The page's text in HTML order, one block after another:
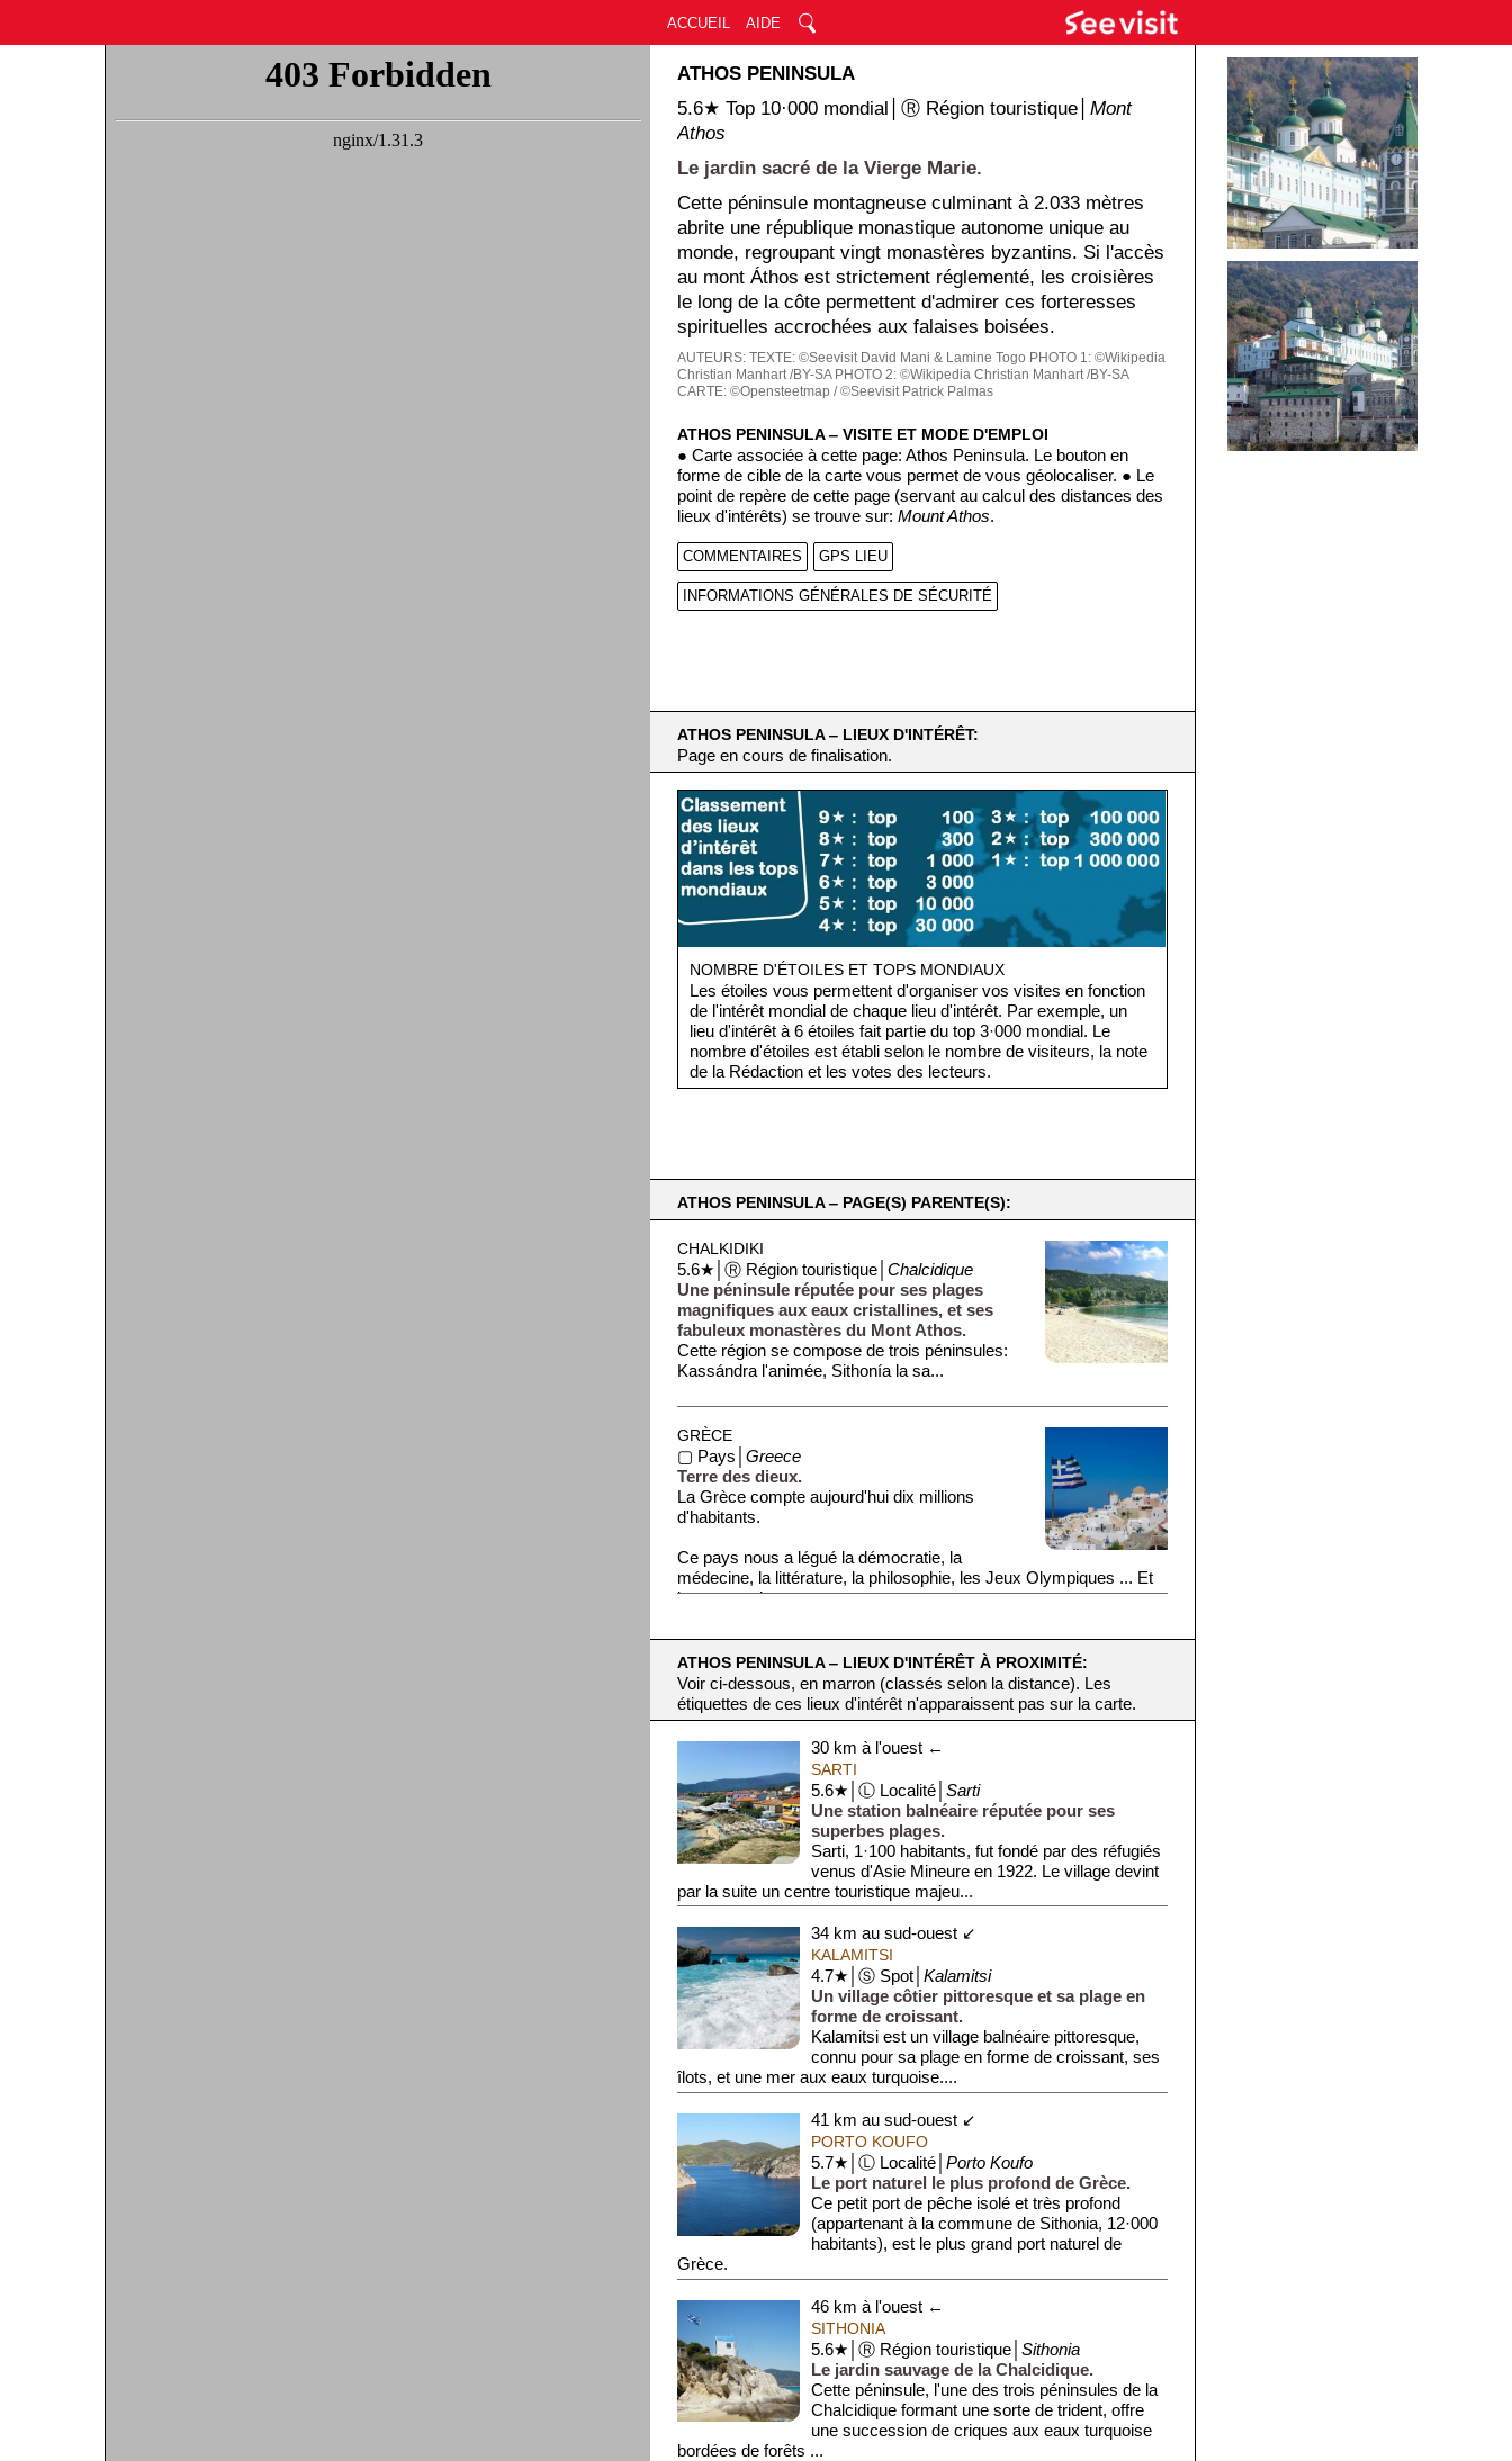
ACCUEIL AIDE
ATHOS PENINSULA
5.6★ Top 10·000 mondial│Ⓡ Région touristique│Mont
Athos
Le jardin sacré de la Vierge Marie.
Cette péninsule montagneuse culminant à 2.033 mètres
abrite une république monastique autonome unique au
monde, regroupant vingt monastères byzantins. Si l'accès
au mont Áthos est strictement réglementé, les croisières
le long de la côte permettent d'admirer ces forteresses
spirituelles accrochées aux falaises boisées.
AUTEURS:TEXTE: ©Seevisit David Mani & Lamine Togo PHOTO 1: ©Wikipedia
Christian Manhart /BY-SA PHOTO 2: ©Wikipedia Christian Manhart /BY-SA
CARTE: ©Opensteetmap / ©Seevisit Patrick Palmas
ATHOS PENINSULA ‒ VISITE ET MODE D'EMPLOI
● Carte associée à cette page: Athos Peninsula. Le bouton en
forme de cible de la carte vous permet de vous géolocaliser. ● Le
point de repère de cette page (servant au calcul des distances des
lieux d'intérêts) se trouve sur:Mount Athos.
COMMENTAIRES GPS LIEU
INFORMATIONS GÉNÉRALES DE SÉCURITÉ
ATHOS PENINSULA ‒ LIEUX D'INTÉRÊT:
Page en cours de finalisation.
NOMBRE D'ÉTOILES ET TOPS MONDIAUX
Les étoiles vous permettent d'organiser vos visites en fonction
de l'intérêt mondial de chaque lieu d'intérêt. Par exemple, un
lieu d'intérêt à 6 étoiles fait partie du top 3·000 mondial. Le
nombre d'étoiles est établi selon le nombre de visiteurs, la note
de la Rédaction et les votes des lecteurs.
ATHOS PENINSULA ‒ PAGE(S) PARENTE(S):
CHALKIDIKI
5.6★│Ⓡ Région touristique│Chalcidique
Une péninsule réputée pour ses plages
magnifiques aux eaux cristallines, et ses
fabuleux monastères du Mont Athos.
Cette région se compose de trois péninsules:
Kassándra l'animée, Sithonía la sa...
GRÈCE
▢ Pays│Greece
Terre des dieux.
La Grèce compte aujourd'hui dix millions
d'habitants.
Ce pays nous a légué la démocratie, la
médecine, la littérature, la philosophie, les Jeux Olympiques ... Et
beaucoup de ...
ATHOS PENINSULA ‒ LIEUX D'INTÉRÊT À PROXIMITÉ:
Voir ci-dessous, en marron (classés selon la distance). Les
étiquettes de ces lieux d'intérêt n'apparaissent pas sur la carte.
30 km à l'ouest ←
SARTI
5.6★│Ⓛ Localité│ Sarti
Une station balnéaire réputée pour ses
superbes plages.
Sarti, 1·100 habitants, fut fondé par des réfugiés
venus d'Asie Mineure en 1922. Le village devint
par la suite un centre touristique majeu...
34 km au sud-ouest ↙
KALAMITSI
4.7★│Ⓢ Spot│ Kalamitsi
Un village côtier pittoresque et sa plage en
forme de croissant.
Kalamitsi est un village balnéaire pittoresque,
connu pour sa plage en forme de croissant, ses
îlots, et une mer aux eaux turquoise....
41 km au sud-ouest ↙
PORTO KOUFO
5.7★│Ⓛ Localité│ Porto Koufo
Le port naturel le plus profond de Grèce.
Ce petit port de pêche isolé et très profond
(appartenant à la commune de Sithonia, 12·000
habitants), est le plus grand port naturel de
Grèce.
La ...
46 km à l'ouest ←
SITHONIA
5.6★│Ⓡ Région touristique│ Sithonia
Le jardin sauvage de la Chalcidique.
Cette péninsule, l'une des trois péninsules de la
Chalcidique formant une sorte de trident, offre
une succession de criques aux eaux turquoise
bordées de forêts ...